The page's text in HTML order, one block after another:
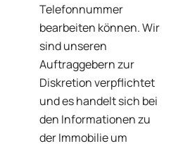
Telefonnummer
bearbeiten können. Wir
sind unseren
Auftraggebern zur
Diskretion verpflichtet
und es handelt sich bei
den Informationen zu
der Immobilie um